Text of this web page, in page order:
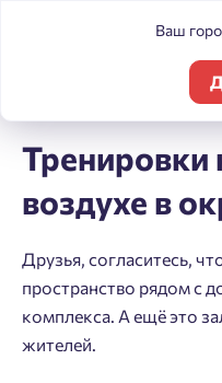
Тренировки
воздухе в
Друзья, согласитесь,
пространство рядом с
комплекса. А ещё это
жителей.
Ваш